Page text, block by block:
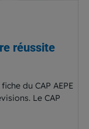
réussite
du CAP AEPE
Le CAP